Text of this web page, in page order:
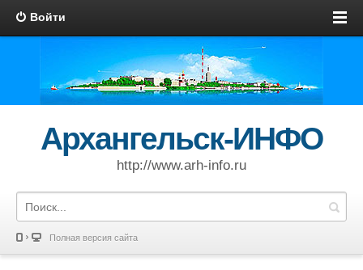
Войти
Архангельск-ИНФО
http://www.arh-info.ru
Полная версия сайта